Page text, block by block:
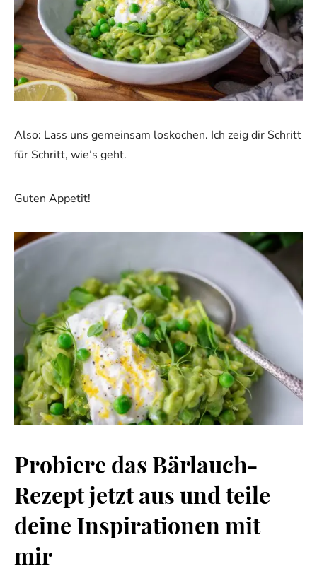
Also: Lass uns gemeinsam loskochen. Ich zeig dir Schritt
für Schritt, wie’s geht.
Guten Appetit!
Probiere das Bärlauch-
Rezept jetzt aus und teile
deine Inspirationen mit
mir